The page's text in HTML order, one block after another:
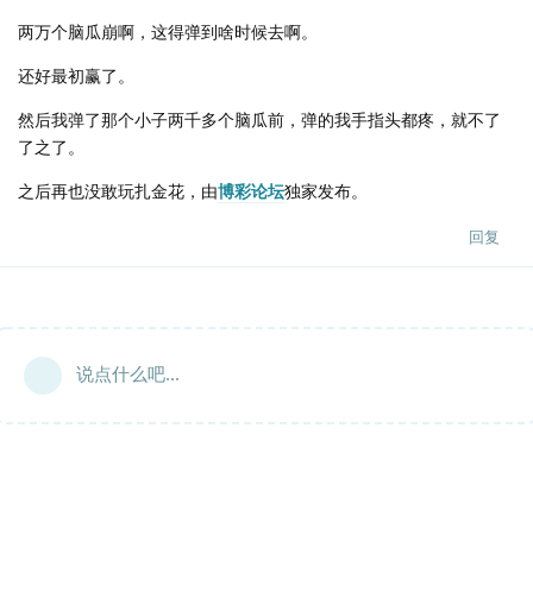
两万个脑瓜崩啊，这得弹到啥时候去啊。
还好最初赢了。
然后我弹了那个小子两千多个脑瓜前，弹的我手指头都疼，就不了
了之了。
之后再也没敢玩扎金花，由博彩论坛独家发布。
回复
说点什么吧...